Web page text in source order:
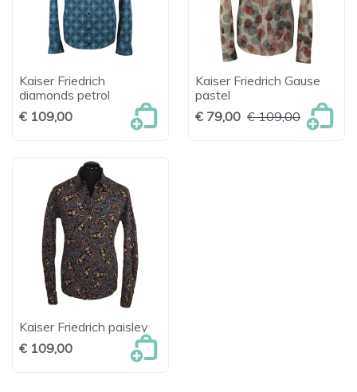
Kaiser Friedrich
diamonds petrol
€ 109,00
Kaiser Friedrich Gause
pastel
€ 79,00 € 109,00
Kaiser Friedrich paisley
€ 109,00